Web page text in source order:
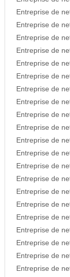
Entreprise de
Entreprise de
Entreprise de
Entreprise de
Entreprise de
Entreprise de
Entreprise de
Entreprise de
Entreprise de
Entreprise de
Entreprise de
Entreprise de
Entreprise de
Entreprise de
Entreprise de
Entreprise de
Entreprise de
Entreprise de
Entreprise de
Entreprise de
Entreprise de